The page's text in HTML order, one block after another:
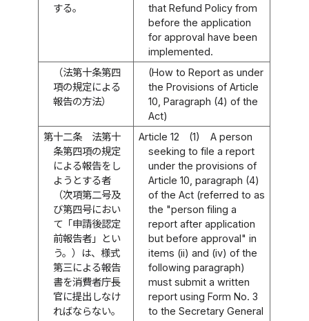
する。
that Refund Policy from
before the application
for approval have been
implemented.
（法第十条第四
項の規定による
報告の方法）
(How to Report as under
the Provisions of Article
10, Paragraph (4) of the
Act)
第十二条
法第十
条第四項の規定
による報告をし
ようとする者
（次項第二号及
び第四号におい
て「申請後認定
前報告者」とい
う。）は、様式
第三による報告
書を消費者庁長
官に提出しなけ
ればならない。
Article 12 (1)
A person
seeking to file a report
under the provisions of
Article 10, paragraph (4)
of the Act (referred to as
the "person filing a
report after application
but before approval" in
items (ii) and (iv) of the
following paragraph)
must submit a written
report using Form No. 3
to the Secretary General